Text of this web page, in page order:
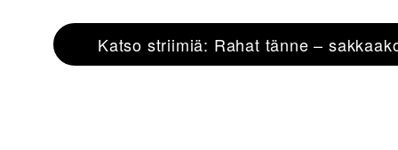
Katso striimiä: Rahat tänne –